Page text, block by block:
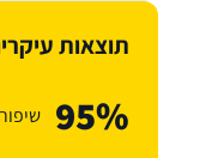
תוצאות
95%